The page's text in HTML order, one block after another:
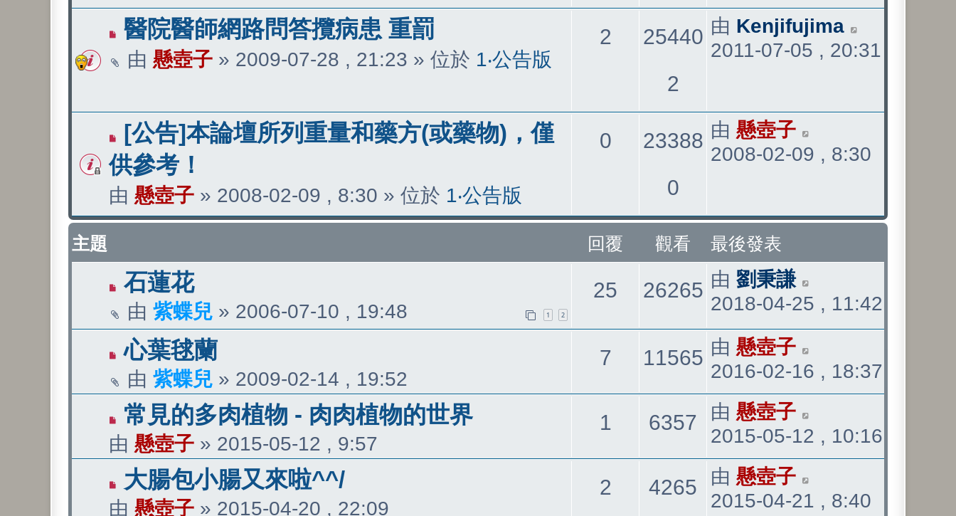
看
醫院醫師網路問答攬病患 重罰
由 懸壺子 » 2009-07-28 , 21:23 » 位於 1‧公告版
2
25440
2
看
最
後
由 Kenjifujima
2011-07-05 , 20:31
[公告]本論壇所列重量和藥方(或藥物)，僅
供參考！
由 懸壺子 » 2008-02-09 , 8:30 » 位於 1‧公告版
0回
23388
0觀
看
最
後
由 懸壺子
2008-02-09 , 8:30
主題 回覆 觀看 最後發表
石蓮花
由 紫蝶兒 » 2006-07-10 , 19:48 1 2
25
覆
26265觀
看
最
後
發
表
由 劉秉謙
2018-04-25 , 11:42
心葉毬蘭
由 紫蝶兒 » 2009-02-14 , 19:52
7回
11565觀
看
最
後
發
表
由 懸壺子
2016-02-16 , 18:37
常見的多肉植物 - 肉肉植物的世界
由 懸壺子 » 2015-05-12 , 9:57
1 6357 觀
看
最
後
發
表
由 懸壺子
2015-05-12 , 10:16
大腸包小腸又來啦^^/
由 懸壺子 » 2015-04-20 , 22:09
2 4265 觀最
後
由 懸壺子
2015-04-21 , 8:40